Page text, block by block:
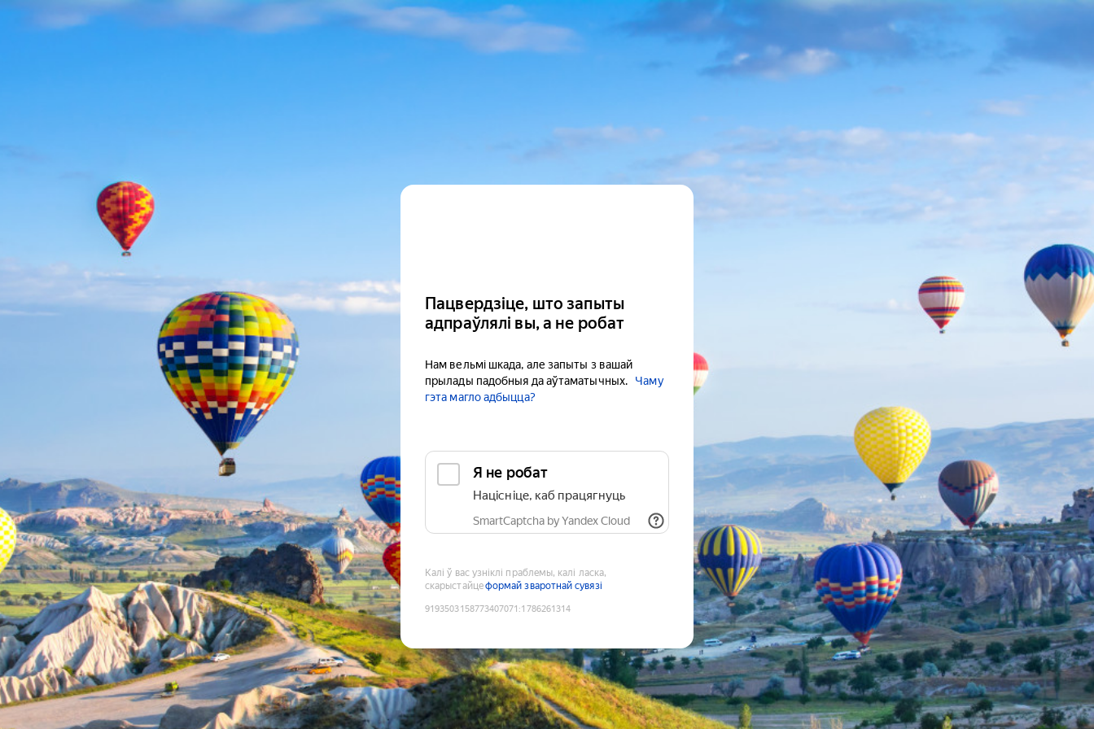
Пацвердзіце, што запыты
адпраўлялі вы, а не робат
Нам вельмі шкада, але запыты з вашай
прылады падобныя да аўтаматычных.
Чаму
гэта магло адбыцца?
Я не робат
Націсніце, каб працягнуць
SmartCaptcha by Yandex Cloud
Калі ў вас узніклі праблемы, калі ласка,
скарыстайцеформай зваротнай сувязі
9193503158773407071 :1786261314